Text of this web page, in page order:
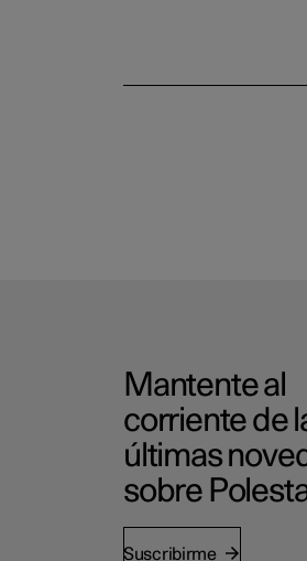
Mantente al
corriente de
últimas
sobre
Suscribirme